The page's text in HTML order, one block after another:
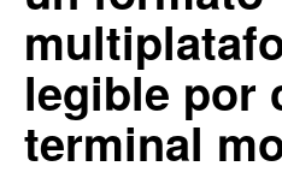
legible por
terminal